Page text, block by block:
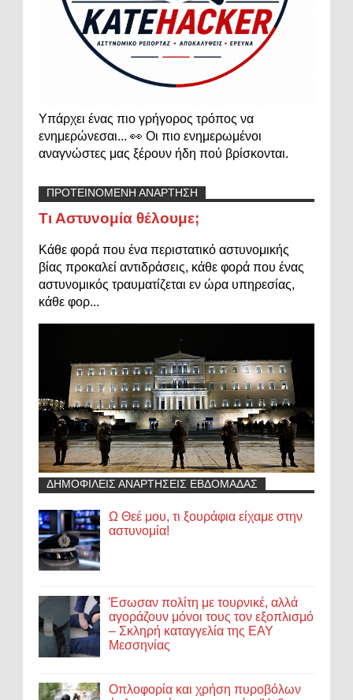
Υπάρχει ένας πιο γρήγορος τρόπος να
ενημερώνεσαι... 👀 Οι πιο ενημερωμένοι
αναγνώστες μας ξέρουν ήδη πού βρίσκονται.
ΠΡΟΤΕΙΝΟΜΕΝΗ ΑΝΑΡΤΗΣΗ
Τι Αστυνομία θέλουμε;
Κάθε φορά που ένα περιστατικό αστυνομικής
βίας προκαλεί αντιδράσεις, κάθε φορά που ένας
αστυνομικός τραυματίζεται εν ώρα υπηρεσίας,
κάθε φορ...
ΔΗΜΟΦΙΛΕΙΣ ΑΝΑΡΤΗΣΕΙΣ ΕΒΔΟΜΑΔΑΣ
Ω Θεέ μου, τι ξουράφια είχαμε στην
αστυνομία!
Έσωσαν πολίτη με τουρνικέ, αλλά
αγοράζουν μόνοι τους τον εξοπλισμό
– Σκληρή καταγγελία της ΕΑΥ
Μεσσηνίας
Οπλοφορία και χρήση πυροβόλων